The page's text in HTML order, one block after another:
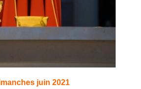
juin 2021